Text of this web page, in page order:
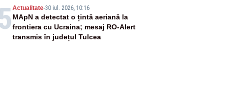
Actualitate-30 iul. 2026, 10:16
MApN a detectat o țintă aeriană la
frontiera cu Ucraina; mesaj RO-Alert
transmis în județul Tulcea